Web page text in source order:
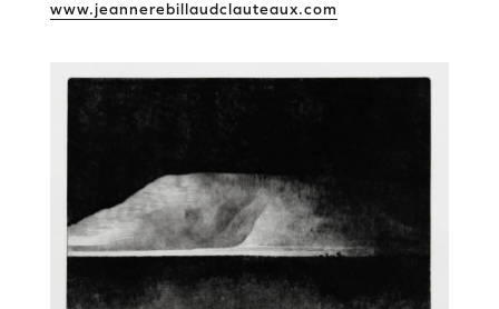
www.jeannerebillaudclauteaux.com